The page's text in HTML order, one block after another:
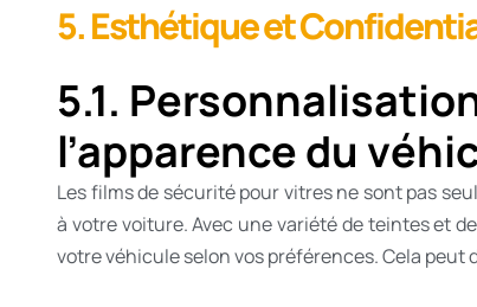
5. Esthétique et
5.1.
l’apparence du
Les films de sécurité pour vitres ne sont pas
à votre voiture. Avec une variété de teintes et
votre véhicule selon vos préférences. Cela